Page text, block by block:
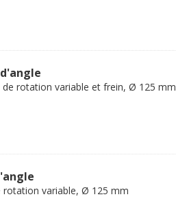
d'angle
de rotation variable et frein, Ø 125 mm
rotation variable, Ø 125 mm